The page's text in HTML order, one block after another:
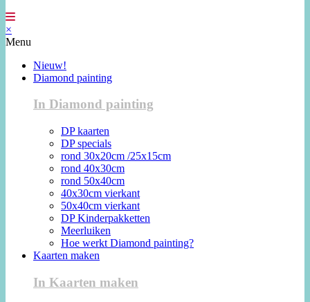
×
Menu
Nieuw!
Diamond painting
In Diamond painting
DP kaarten
DP specials
rond 30x20cm /25x15cm
rond 40x30cm
rond 50x40cm
40x30cm vierkant
50x40cm vierkant
DP Kinderpakketten
Meerluiken
Hoe werkt Diamond painting?
Kaarten maken
In Kaarten maken